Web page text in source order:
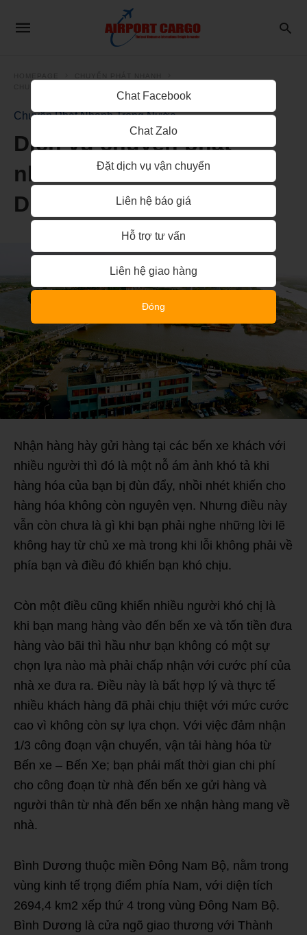
Chuyển Phát Nhanh Trong Nước
Dịch vụ chuyển phát
nhanh 2 chiều Bình
Dương – Hải Phòng
Nhận hàng hày gửi hàng tại các bến xe khách với
nhiều người thì đó là một nỗ ám ảnh khó tả khi
hàng hóa của bạn bị đùn đẩy, nhồi nhét khiến cho
hàng hóa không còn nguyên vẹn. Nhưng điều này
vẫn còn chưa là gì khi bạn phải nghe những lời lẽ
không hay từ chủ xe mà trong khi lỗi không phải về
phía bạn và điều đó khiến bạn khó chịu.
Còn một điều cũng khiến nhiều người khó chị là
khi bạn mang hàng vào đến bến xe và tốn tiền đưa
hàng vào bãi thì hầu như bạn không có một sự
chọn lựa nào mà phải chấp nhận với cước phí của
nhà xe đưa ra. Điều này là bất hợp lý và thực tế
nhiều khách hàng đã phải chịu thiệt với mức cước
cao vì không còn sự lựa chọn. Với việc đảm nhận
1/3 công đoạn vận chuyển, vận tải hàng hóa từ
Bến xe – Bến Xe; bạn phải mất thời gian chi phí
cho công đoạn từ nhà đến bến xe gửi hàng và
người thân từ nhà đến bến xe nhận hàng mang về
nhà.
Bình Dương thuộc miền Đông Nam Bộ, nằm trong
vùng kinh tế trọng điểm phía Nam, với diện tích
2694,4 km2 xếp thứ 4 trong vùng Đông Nam Bộ.
Bình Dương là cửa ngõ giao thương với Thành
Chat Facebook
Chat Zalo
Đặt dịch vụ vận chuyển
Liên hệ báo giá
Hỗ trợ tư vấn
Liên hệ giao hàng
Đóng